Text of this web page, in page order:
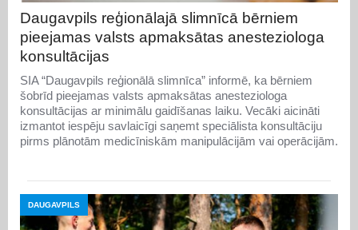
Daugavpils reģionālajā slimnīcā bērniem
pieejamas valsts apmaksātas anesteziologa
konsultācijas
SIA “Daugavpils reģionālā slimnīca” informē, ka bērniem
šobrīd pieejamas valsts apmaksātas anesteziologa
konsultācijas ar minimālu gaidīšanas laiku. Vecāki aicināti
izmantot iespēju savlaicīgi saņemt speciālista konsultāciju
pirms plānotām medicīniskām manipulācijām vai operācijām.
DAUGAVPILS